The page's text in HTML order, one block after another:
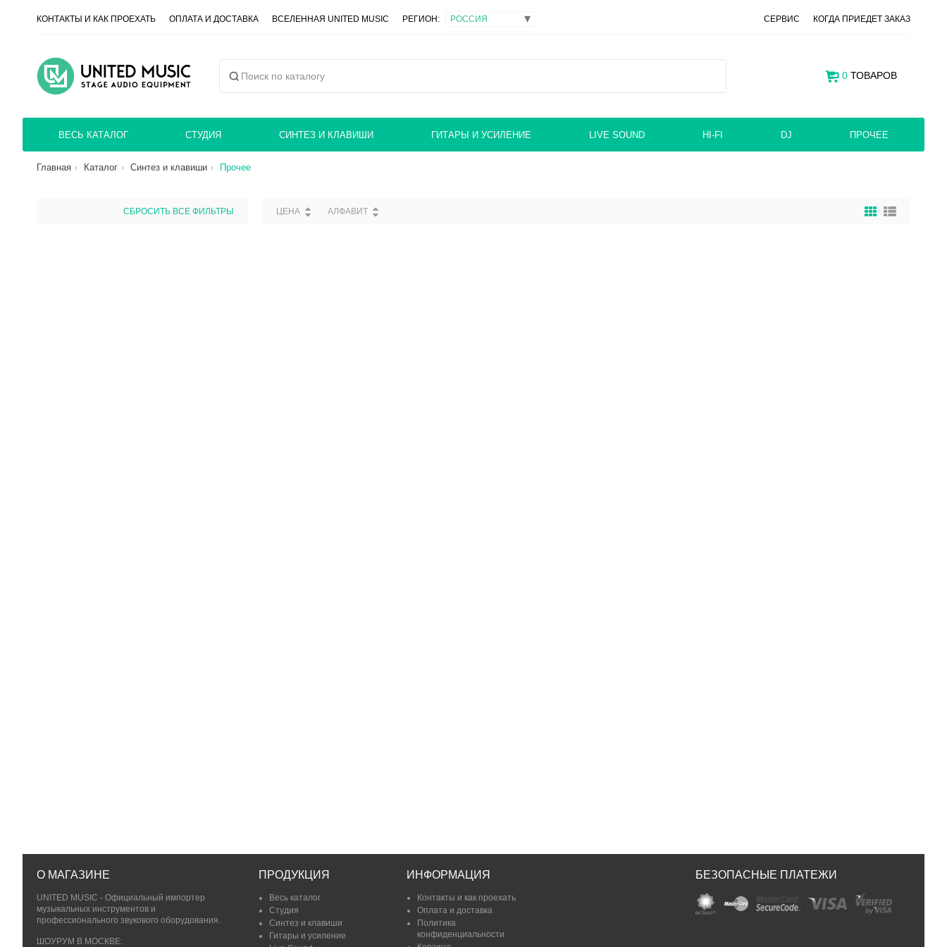
КОНТАКТЫ И КАК ПРОЕХАТЬ ОПЛАТА И ДОСТАВКА ВСЕЛЕННАЯ UNITED MUSIC РЕГИОН: СЕРВИС КОГДА ПРИЕДЕТ ЗАКАЗ
0 ТОВАРОВ
ВЕСЬ КАТАЛОГ СТУДИЯ СИНТЕЗ И КЛАВИШИ ГИТАРЫ И УСИЛЕНИЕ LIVE SOUND HI-FI DJ ПРОЧЕЕ
Главная Каталог Синтез и клавиши Прочее
СБРОСИТЬ ВСЕ ФИЛЬТРЫ ЦЕНА АЛФАВИТ
О МАГАЗИНЕ
UNITED MUSIC - Официальный импортер
музыкальных инструментов и
профессионального звукового оборудования.
ШОУРУМ В МОСКВЕ:
ПРОДУКЦИЯ
Весь каталог
Студия
Синтез и клавиши
Гитары и усиление
ИНФОРМАЦИЯ
Контакты и как проехать
Оплата и доставка
Политика
конфиденциальности
БЕЗОПАСНЫЕ ПЛАТЕЖИ